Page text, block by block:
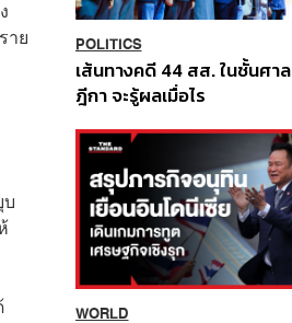
าย
POLITICS
เส้นทางคดี 44 สส. ในชั้นศาล
ฎีกา จะรู้ผลเมื่อไร
WORLD